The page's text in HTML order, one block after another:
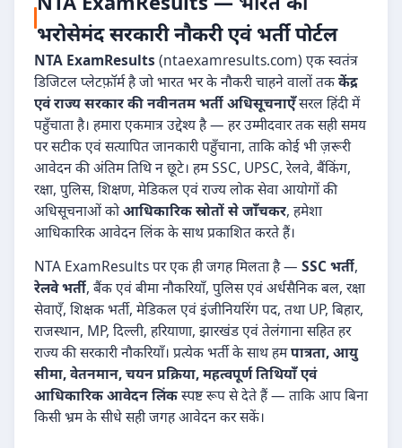
भरोसेमंद सरकारी नौकरी एवं भर्ती पोर्टल
NTA ExamResults (ntaexamresults.com) एक स्वतंत्र
डिजिटल प्लेटफ़ॉर्म है जो भारत भर के नौकरी चाहने वालों तककेंद्र
एवं राज्य सरकार की नवीनतम भर्ती अधिसूचनाएँसरल हिंदी में
पहुँचाता है। हमारा एकमात्र उद्देश्य है — हर उम्मीदवार तक सही समय
पर सटीक एवं सत्यापित जानकारी पहुँचाना, ताकि कोई भी ज़रूरी
आवेदन की अंतिम तिथि न छूटे। हम SSC, UPSC, रेलवे, बैंकिंग,
रक्षा, पुलिस, शिक्षण, मेडिकल एवं राज्य लोक सेवा आयोगों की
अधिसूचनाओं कोआधिकारिक स्रोतों से जाँचकर, हमेशा
आधिकारिक आवेदन लिंक के साथ प्रकाशित करते हैं।
NTA ExamResults पर एक ही जगह मिलता है — SSC भर्ती,
रेलवे भर्ती, बैंक एवं बीमा नौकरियाँ, पुलिस एवं अर्धसैनिक बल, रक्षा
सेवाएँ, शिक्षक भर्ती, मेडिकल एवं इंजीनियरिंग पद, तथा UP, बिहार,
राजस्थान, MP, दिल्ली, हरियाणा, झारखंड एवं तेलंगाना सहित हर
राज्य की सरकारी नौकरियाँ। प्रत्येक भर्ती के साथ हमपात्रता, आयु
सीमा, वेतनमान, चयन प्रक्रिया, महत्वपूर्ण तिथियाँ एवं
आधिकारिक आवेदन लिंकस्पष्ट रूप से देते हैं — ताकि आप बिना
किसी भ्रम के सीधे सही जगह आवेदन कर सकें।